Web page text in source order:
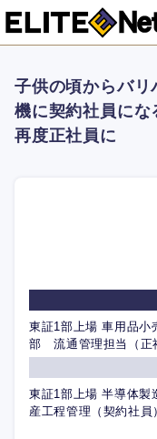
子供の頃からバリ
機に契約社員にな
再度正社員に
東証1部上場 車用品小
部 流通管理担当（正
東証1部上場 半導体
産工程管理（契約社員